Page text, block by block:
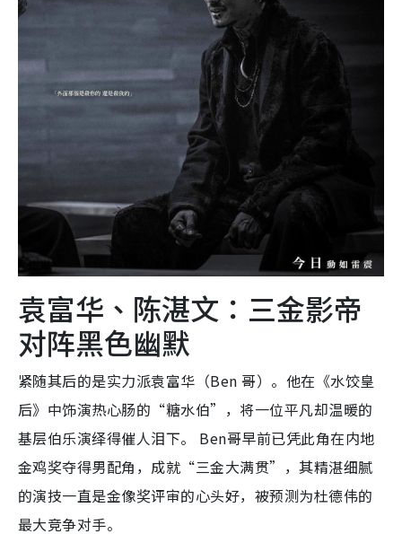
袁富华、陈湛文：三金影帝
对阵黑色幽默
紧随其后的是实力派袁富华（Ben 哥）。他在《水饺皇
后》中饰演热心肠的“糖水伯”，将一位平凡却温暖的
基层伯乐演绎得催人泪下。 Ben哥早前已凭此角在内地
金鸡奖夺得男配角，成就“三金大满贯”，其精湛细腻
的演技一直是金像奖评审的心头好，被预测为杜德伟的
最大竞争对手。